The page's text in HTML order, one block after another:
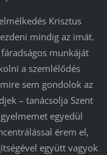
Krisztus
mindig az imát.
munkáját
a szemlélődés
sem gondolok az
– tanácsolja Szent
egyedül
érem el,
együtt vagyok